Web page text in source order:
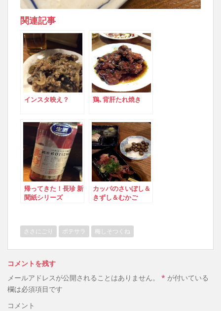
関連記事
インスタ映え？ 鶏､背肝たれ焼き
帰ってきた！長珍 新
聞紙シリーズ
カッパのさいぼし＆
きずし＆むかご
ささにごり ポテサラ 梅しそつくね
コメントを残す
メールアドレスが公開されることはありません。
* が付いている
欄は必須項目です
コメント